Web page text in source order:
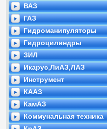
ВАЗ
ГАЗ
Гидроманипуляторы
Гидроцилиндры
ЗИЛ
Икарус,ЛиАЗ,ЛАЗ
Инструмент
КААЗ
КамАЗ
Коммунальная техника